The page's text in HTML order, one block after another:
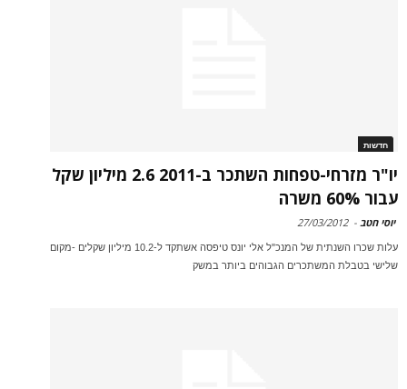
חדשות
יו"ר מזרחי-טפחות השתכר ב-2011 2.6 מיליון שקל
עבור 60% משרה
יוסי חטב -
27/03/2012
עלות שכרו השנתית של המנכ"ל אלי יונס טיפסה אשתקד ל-10.2 מיליון שקלים -מקום
שלישי בטבלת המשתכרים הגבוהים ביותר במשק